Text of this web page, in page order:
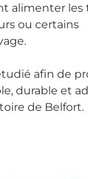
alimenter les
ou certains
afin de
durable et
de Belfort.